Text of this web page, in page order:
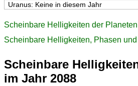
Uranus: Keine in diesem Jahr
Scheinbare Helligkeiten der Planeten
Scheinbare Helligkeiten, Phasen
Scheinbare
im Jahr 2088